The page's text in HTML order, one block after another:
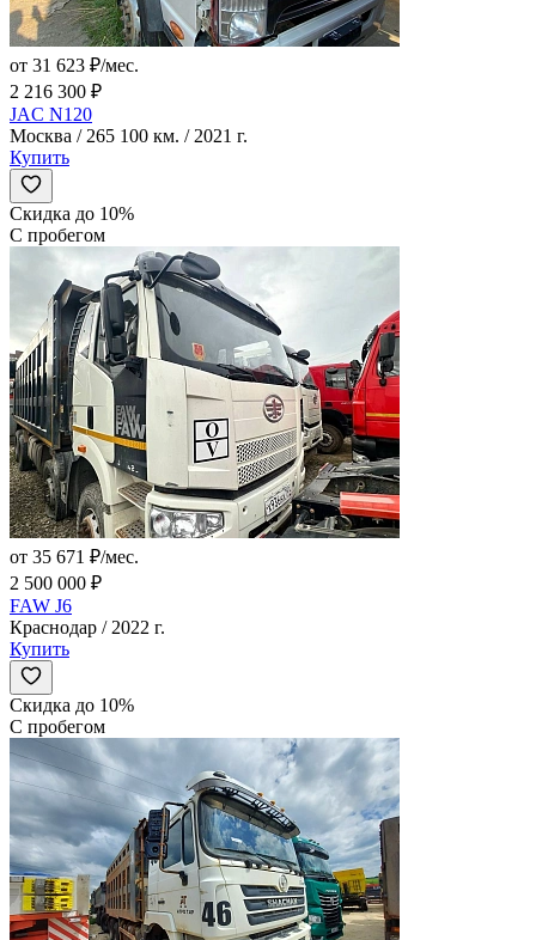
от 31 623 ₽/мес.
2 216 300 ₽
JAC N120
Москва / 265 100 км. / 2021 г.
Купить
Скидка до 10%
С пробегом
от 35 671 ₽/мес.
2 500 000 ₽
FAW J6
Краснодар / 2022 г.
Купить
Скидка до 10%
С пробегом